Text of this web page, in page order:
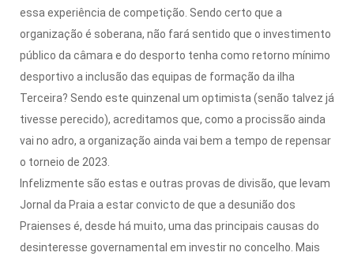
essa experiência de competição. Sendo certo que a
organização é soberana, não fará sentido que o investimento
público da câmara e do desporto tenha como retorno mínimo
desportivo a inclusão das equipas de formação da ilha
Terceira? Sendo este quinzenal um optimista (senão talvez já
tivesse perecido), acreditamos que, como a procissão ainda
vai no adro, a organização ainda vai bem a tempo de repensar
o torneio de 2023.
Infelizmente são estas e outras provas de divisão, que levam
Jornal da Praia a estar convicto de que a desunião dos
Praienses é, desde há muito, uma das principais causas do
desinteresse governamental em investir no concelho. Mais